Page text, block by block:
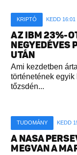
KRIPTÓ KEDD 16:01
AZ IBM 23%-
NEGYEDÉVES
UTÁN
Ami kezdetben
történetének
tőzsdén...
TUDOMÁNY KEDD
A NASA
MEGVAN A